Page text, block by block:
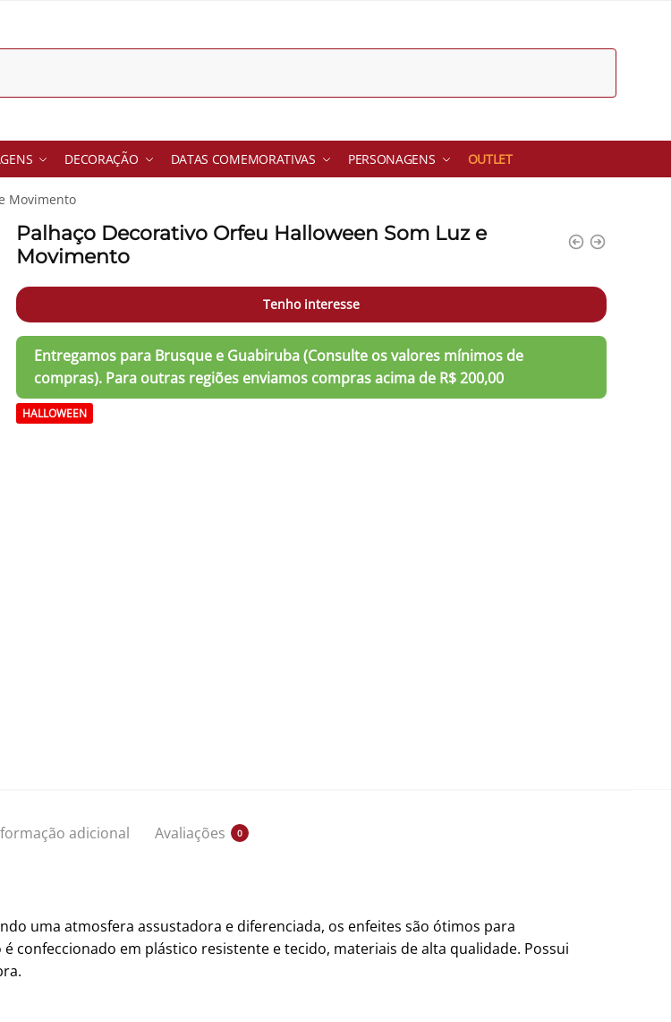
DECORAÇÃO DATAS COMEMORATIVAS PERSONAGENS OUTLET
Movimento
Palhaço Decorativo Orfeu Halloween Som Luz e
Movimento
Tenho interesse
HALLOWEEN
adicional Avaliações 0
uma atmosfera assustadora e diferenciada, os enfeites são ótimos para
confeccionado em plástico resistente e tecido, materiais de alta qualidade. Possui